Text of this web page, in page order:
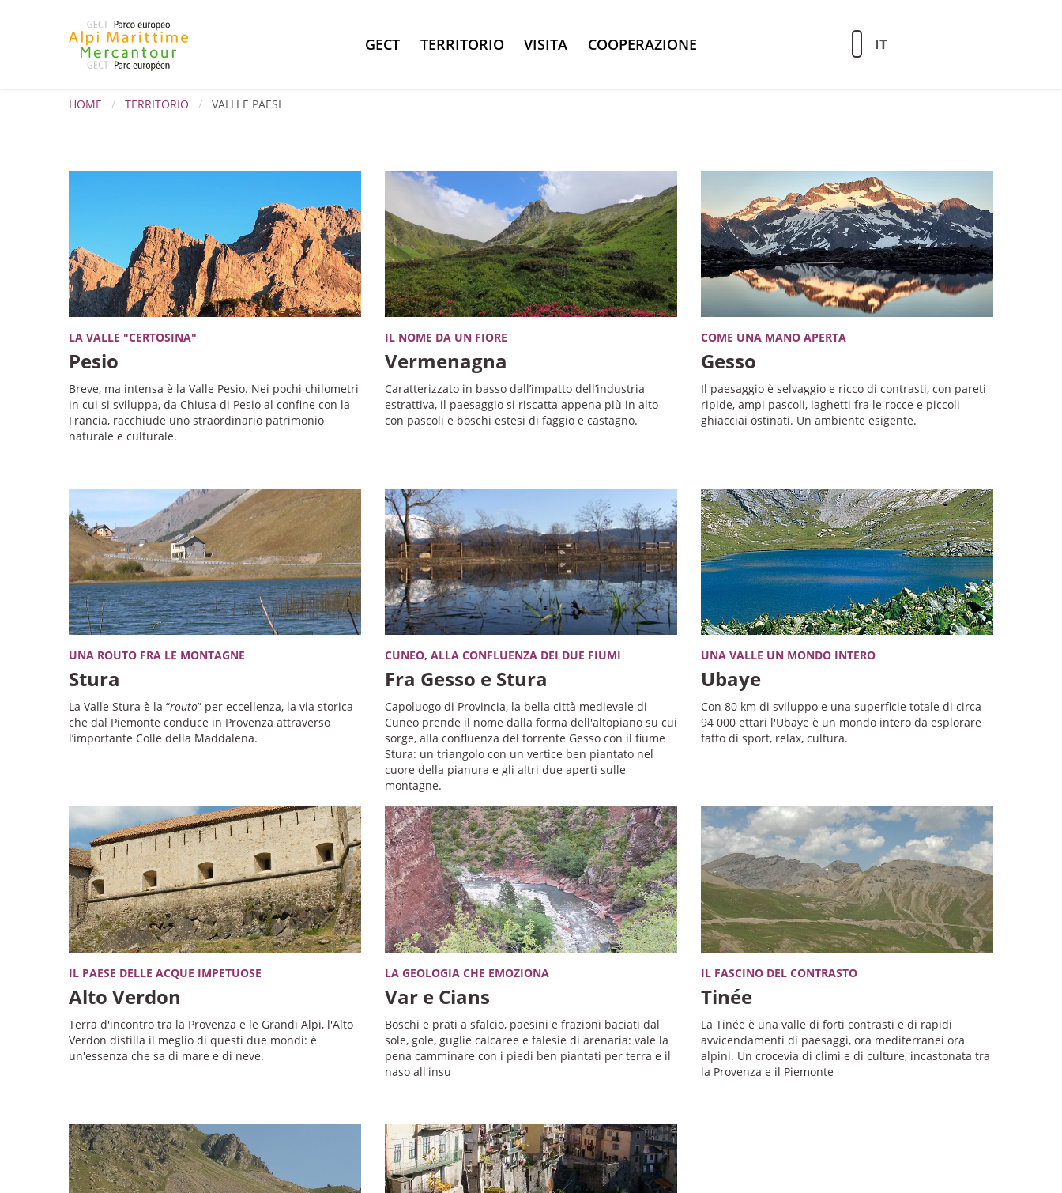
GECT TERRITORIO VISITA COOPERAZIONE IT
HOME TERRITORIO VALLI E PAESI
LA VALLE "CERTOSINA"
Pesio
Breve, ma intensa è la Valle Pesio. Nei pochi chilometri
in cui si sviluppa, da Chiusa di Pesio al confine con la
Francia, racchiude uno straordinario patrimonio
naturale e culturale.
IL NOME DA UN FIORE
Vermenagna
Caratterizzato in basso dall’impatto dell’industria
estrattiva, il paesaggio si riscatta appena più in alto
con pascoli e boschi estesi di faggio e castagno.
COME UNA MANO APERTA
Gesso
Il paesaggio è selvaggio e ricco di contrasti, con pareti
ripide, ampi pascoli, laghetti fra le rocce e piccoli
ghiacciai ostinati. Un ambiente esigente.
UNA ROUTO FRA LE MONTAGNE
Stura
La Valle Stura è la “routo” per eccellenza, la via storica
che dal Piemonte conduce in Provenza attraverso
l’importante Colle della Maddalena.
CUNEO, ALLA CONFLUENZA DEI DUE FIUMI
Fra Gesso e Stura
Capoluogo di Provincia, la bella città medievale di
Cuneo prende il nome dalla forma dell'altopiano su cui
sorge, alla confluenza del torrente Gesso con il fiume
Stura: un triangolo con un vertice ben piantato nel
cuore della pianura e gli altri due aperti sulle
montagne.
UNA VALLE UN MONDO INTERO
Ubaye
Con 80 km di sviluppo e una superficie totale di circa
94 000 ettari l'Ubaye è un mondo intero da esplorare
fatto di sport, relax, cultura.
IL PAESE DELLE ACQUE IMPETUOSE
Alto Verdon
Terra d'incontro tra la Provenza e le Grandi Alpi, l'Alto
Verdon distilla il meglio di questi due mondi: è
un'essenza che sa di mare e di neve.
LA GEOLOGIA CHE EMOZIONA
Var e Cians
Boschi e prati a sfalcio, paesini e frazioni baciati dal
sole, gole, guglie calcaree e falesie di arenaria: vale la
pena camminare con i piedi ben piantati per terra e il
naso all'insu
IL FASCINO DEL CONTRASTO
Tinée
La Tinée è una valle di forti contrasti e di rapidi
avvicendamenti di paesaggi, ora mediterranei ora
alpini. Un crocevia di climi e di culture, incastonata tra
la Provenza e il Piemonte